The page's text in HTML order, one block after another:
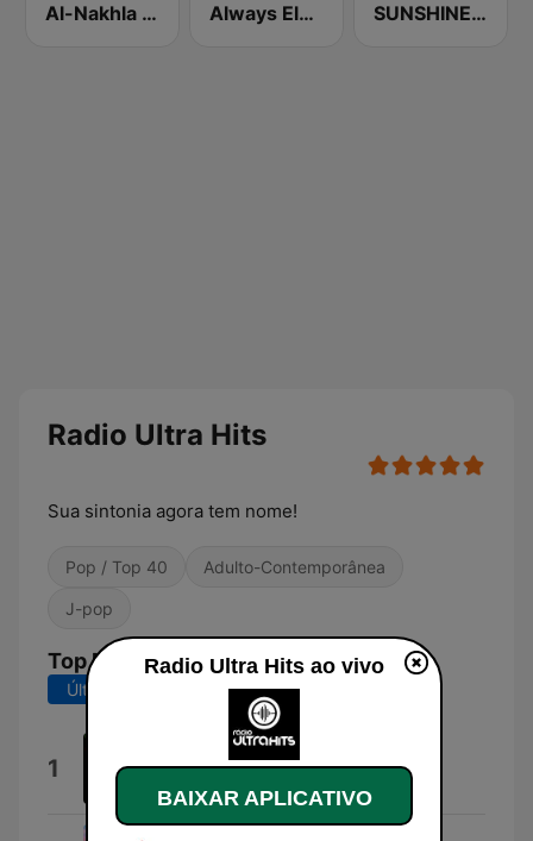
Al-Nakhla FM Always Elvis Radio SUNSHINE LIVE - Chillout
Radio Ultra Hits
Sua sintonia agora tem nome!
Pop / Top 40 Adulto-Contemporânea
J-pop
Top Músicas
Últimos 7 dias Últimos 30 dias
1 10 Hits (feat. Uncle Ick)
Radio Ultra Hits ao vivo
BAIXAR APLICATIVO